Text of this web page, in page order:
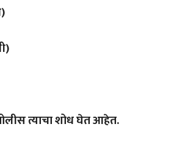
त्याचा शोध घेत आहेत.